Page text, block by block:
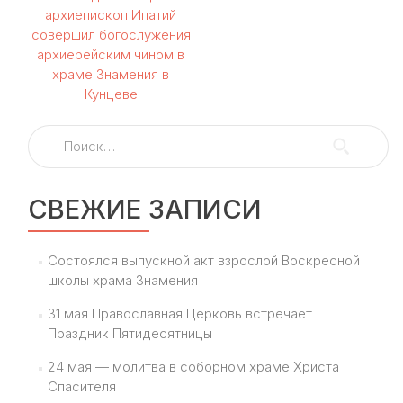
по
записям
архиепископ Ипатий
совершил богослужения
архиерейским чином в
храме Знамения в
Кунцеве
Найти:
СВЕЖИЕ ЗАПИСИ
Состоялся выпускной акт взрослой Воскресной
школы храма Знамения
31 мая Православная Церковь встречает
Праздник Пятидесятницы
24 мая — молитва в соборном храме Христа
Спасителя